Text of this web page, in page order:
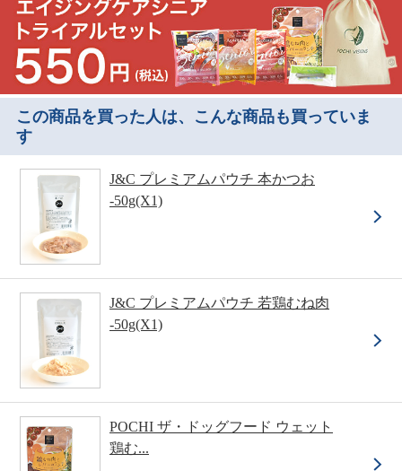
この商品を買った人は、こんな商品も買っていま
す
J&C プレミアムパウチ 本かつお
-50g(X1)
J&C プレミアムパウチ 若鶏むね肉
-50g(X1)
POCHI ザ・ドッグフード ウェット
鶏む...